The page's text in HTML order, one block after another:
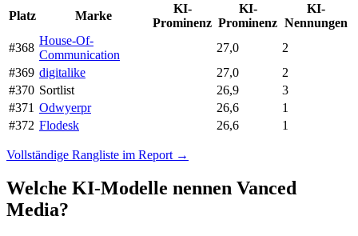
Platz Marke
KI-
Prominenz
KI-
Prominenz
KI-
Nennungen
#368
House-Of-
Communication
27,0
2
#369 digitalike 27,0
2
#370 Sortlist 26,9
3
#371 Odwyerpr 26,6
1
#372 Flodesk 26,6 1
Vollständige Rangliste im Report →
Welche KI-Modelle nennen Vanced
Media?